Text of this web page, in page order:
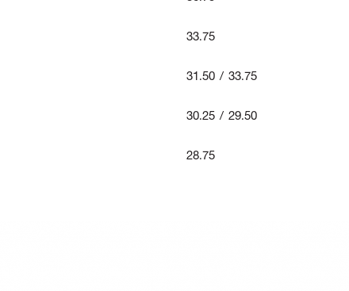
33.75
31.50 / 33.75
30.25 / 29.50
28.75